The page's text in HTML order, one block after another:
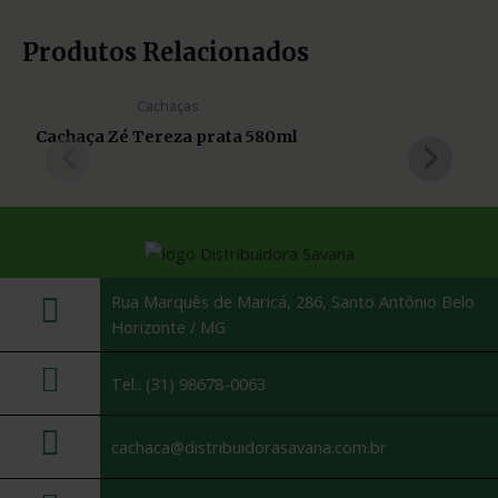
Produtos Relacionados
Cachaças
Cachaça Zé Tereza prata 580ml
Rua Marquês de Maricá, 286, Santo Antônio Belo
Horizonte / MG
Tel.: (31) 98678-0063
cachaca@distribuidorasavana.com.br